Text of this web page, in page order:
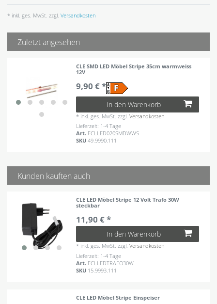
* inkl. ges. MwSt. zzgl. Versandkosten
Zuletzt angesehen
CLE SMD LED Möbel Stripe 35cm warmweiss
12V
9,90 € *
In den Warenkorb
* inkl. ges. MwSt. zzgl.Versandkosten
Lieferzeit: 1-4 Tage
Art. FCLLED020SMDWWS
SKU49.9990.111
Kunden kauften auch
CLE LED Möbel Stripe 12 Volt Trafo 30W
steckbar
11,90 € *
In den Warenkorb
* inkl. ges. MwSt. zzgl.Versandkosten
Lieferzeit: 1-4 Tage
Art. FCLLEDTRAFO30W
SKU 15.9993.111
CLE LED Möbel Stripe Einspeiser